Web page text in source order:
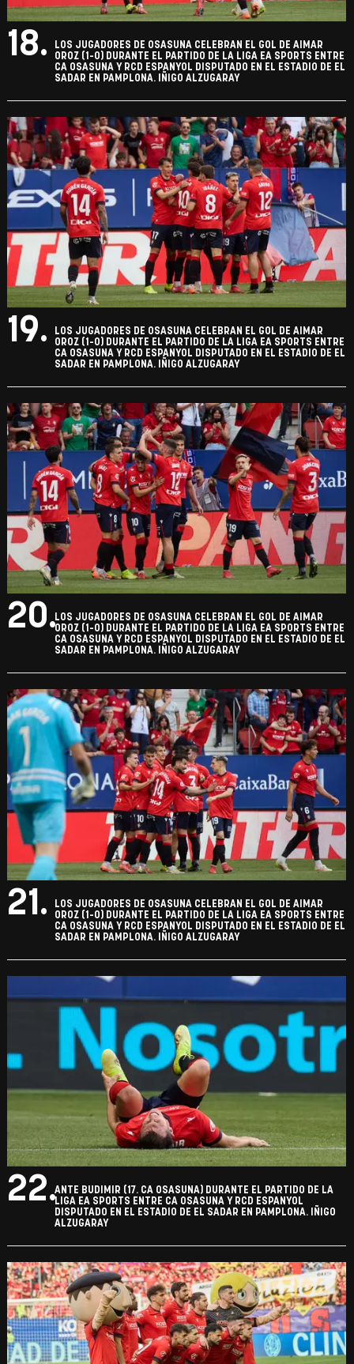
18.
LOS JUGADORES DE OSASUNA CELEBRAN EL GOL DE AIMAR
OROZ (1-0) DURANTE EL PARTIDO DE LA LIGA EA SPORTS ENTRE
CA OSASUNA Y RCD ESPANYOL DISPUTADO EN EL ESTADIO DE EL
SADAR EN PAMPLONA. IÑIGO ALZUGARAY
19.
LOS JUGADORES DE OSASUNA CELEBRAN EL GOL DE AIMAR
OROZ (1-0) DURANTE EL PARTIDO DE LA LIGA EA SPORTS ENTRE
CA OSASUNA Y RCD ESPANYOL DISPUTADO EN EL ESTADIO DE EL
SADAR EN PAMPLONA. IÑIGO ALZUGARAY
20.LOS JUGADORES DE OSASUNA CELEBRAN EL GOL DE AIMAR
OROZ (1-0) DURANTE EL PARTIDO DE LA LIGA EA SPORTS ENTRE
CA OSASUNA Y RCD ESPANYOL DISPUTADO EN EL ESTADIO DE EL
SADAR EN PAMPLONA. IÑIGO ALZUGARAY
21.
LOS JUGADORES DE OSASUNA CELEBRAN EL GOL DE AIMAR
OROZ (1-0) DURANTE EL PARTIDO DE LA LIGA EA SPORTS ENTRE
CA OSASUNA Y RCD ESPANYOL DISPUTADO EN EL ESTADIO DE EL
SADAR EN PAMPLONA. IÑIGO ALZUGARAY
22.ANTE BUDIMIR (17. CA OSASUNA) DURANTE EL PARTIDO DE LA
LIGA EA SPORTS ENTRE CA OSASUNA Y RCD ESPANYOL
DISPUTADO EN EL ESTADIO DE EL SADAR EN PAMPLONA. IÑIGO
ALZUGARAY